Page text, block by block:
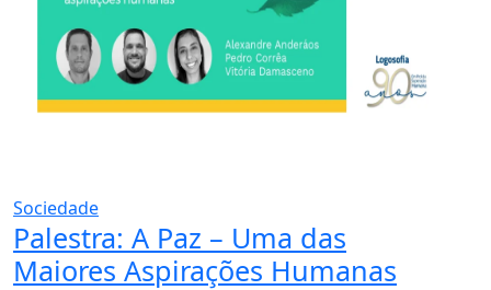
Sociedade
Palestra: A Paz – Uma das
Maiores Aspirações Humanas